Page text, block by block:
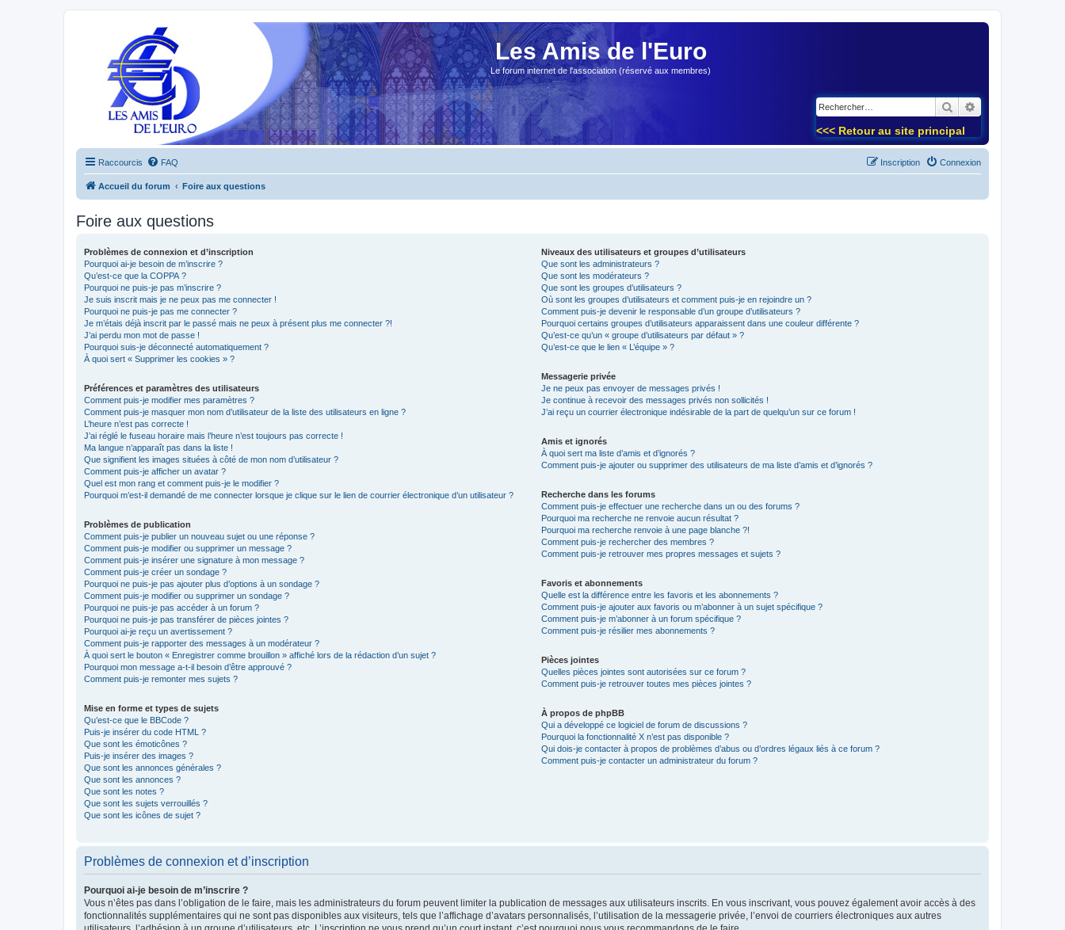
Les Amis de l'Euro
Le forum internet de l'association (réservé aux membres)
Rechercher
<<< Retour au site principal
Raccourcis FAQ Connexion
Inscription
Accueil du forum Foire aux questions
Foire aux questions
Problèmes de connexion et d’inscription
Pourquoi ai-je besoin de m’inscrire ?
Qu’est-ce que la COPPA ?
Pourquoi ne puis-je pas m’inscrire ?
Je suis inscrit mais je ne peux pas me connecter !
Pourquoi ne puis-je pas me connecter ?
Je m’étais déjà inscrit par le passé mais ne peux à présent plus me connecter ?!
J’ai perdu mon mot de passe !
Pourquoi suis-je déconnecté automatiquement ?
À quoi sert « Supprimer les cookies » ?
Préférences et paramètres des utilisateurs
Comment puis-je modifier mes paramètres ?
Comment puis-je masquer mon nom d’utilisateur de la liste des utilisateurs en ligne ?
L’heure n’est pas correcte !
J’ai réglé le fuseau horaire mais l’heure n’est toujours pas correcte !
Ma langue n’apparaît pas dans la liste !
Que signifient les images situées à côté de mon nom d’utilisateur ?
Comment puis-je afficher un avatar ?
Quel est mon rang et comment puis-je le modifier ?
Pourquoi m’est-il demandé de me connecter lorsque je clique sur le lien de courrier électronique d’un utilisateur ?
Problèmes de publication
Comment puis-je publier un nouveau sujet ou une réponse ?
Comment puis-je modifier ou supprimer un message ?
Comment puis-je insérer une signature à mon message ?
Comment puis-je créer un sondage ?
Pourquoi ne puis-je pas ajouter plus d’options à un sondage ?
Comment puis-je modifier ou supprimer un sondage ?
Pourquoi ne puis-je pas accéder à un forum ?
Pourquoi ne puis-je pas transférer de pièces jointes ?
Pourquoi ai-je reçu un avertissement ?
Comment puis-je rapporter des messages à un modérateur ?
À quoi sert le bouton « Enregistrer comme brouillon » affiché lors de la rédaction d’un sujet ?
Pourquoi mon message a-t-il besoin d’être approuvé ?
Comment puis-je remonter mes sujets ?
Mise en forme et types de sujets
Qu’est-ce que le BBCode ?
Puis-je insérer du code HTML ?
Que sont les émoticônes ?
Puis-je insérer des images ?
Que sont les annonces générales ?
Que sont les annonces ?
Que sont les notes ?
Que sont les sujets verrouillés ?
Que sont les icônes de sujet ?
Niveaux des utilisateurs et groupes d’utilisateurs
Que sont les administrateurs ?
Que sont les modérateurs ?
Que sont les groupes d’utilisateurs ?
Où sont les groupes d’utilisateurs et comment puis-je en rejoindre un ?
Comment puis-je devenir le responsable d’un groupe d’utilisateurs ?
Pourquoi certains groupes d’utilisateurs apparaissent dans une couleur différente ?
Qu’est-ce qu’un « groupe d’utilisateurs par défaut » ?
Qu’est-ce que le lien « L’équipe » ?
Messagerie privée
Je ne peux pas envoyer de messages privés !
Je continue à recevoir des messages privés non sollicités !
J’ai reçu un courrier électronique indésirable de la part de quelqu’un sur ce forum !
Amis et ignorés
À quoi sert ma liste d’amis et d’ignorés ?
Comment puis-je ajouter ou supprimer des utilisateurs de ma liste d’amis et d’ignorés ?
Recherche dans les forums
Comment puis-je effectuer une recherche dans un ou des forums ?
Pourquoi ma recherche ne renvoie aucun résultat ?
Pourquoi ma recherche renvoie à une page blanche ?!
Comment puis-je rechercher des membres ?
Comment puis-je retrouver mes propres messages et sujets ?
Favoris et abonnements
Quelle est la différence entre les favoris et les abonnements ?
Comment puis-je ajouter aux favoris ou m’abonner à un sujet spécifique ?
Comment puis-je m’abonner à un forum spécifique ?
Comment puis-je résilier mes abonnements ?
Pièces jointes
Quelles pièces jointes sont autorisées sur ce forum ?
Comment puis-je retrouver toutes mes pièces jointes ?
À propos de phpBB
Qui a développé ce logiciel de forum de discussions ?
Pourquoi la fonctionnalité X n’est pas disponible ?
Qui dois-je contacter à propos de problèmes d’abus ou d’ordres légaux liés à ce forum ?
Comment puis-je contacter un administrateur du forum ?
Problèmes de connexion et d’inscription
Pourquoi ai-je besoin de m’inscrire ?
Vous n’êtes pas dans l’obligation de le faire, mais les administrateurs du forum peuvent limiter la publication de messages aux utilisateurs inscrits. En vous inscrivant, vous pouvez également avoir accès à des
fonctionnalités supplémentaires qui ne sont pas disponibles aux visiteurs, tels que l’affichage d’avatars personnalisés, l’utilisation de la messagerie privée, l’envoi de courriers électroniques aux autres